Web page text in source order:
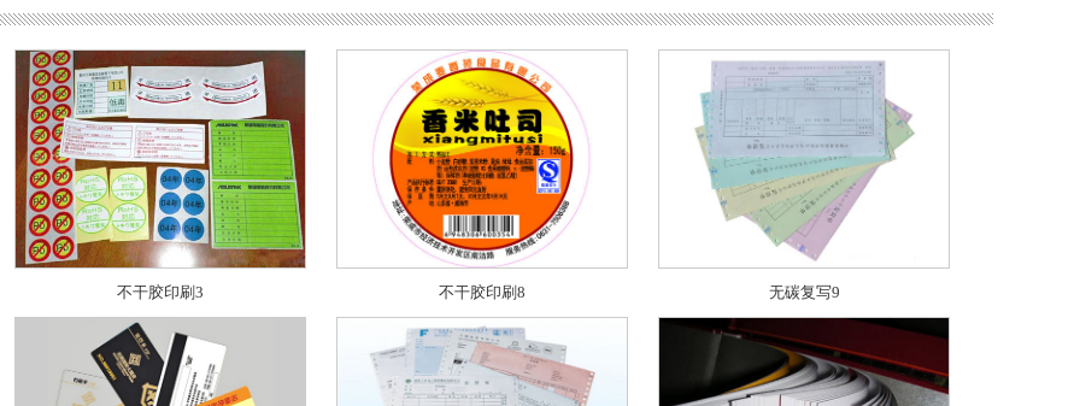
不干胶印刷3 不干胶印刷8 无碳复写9